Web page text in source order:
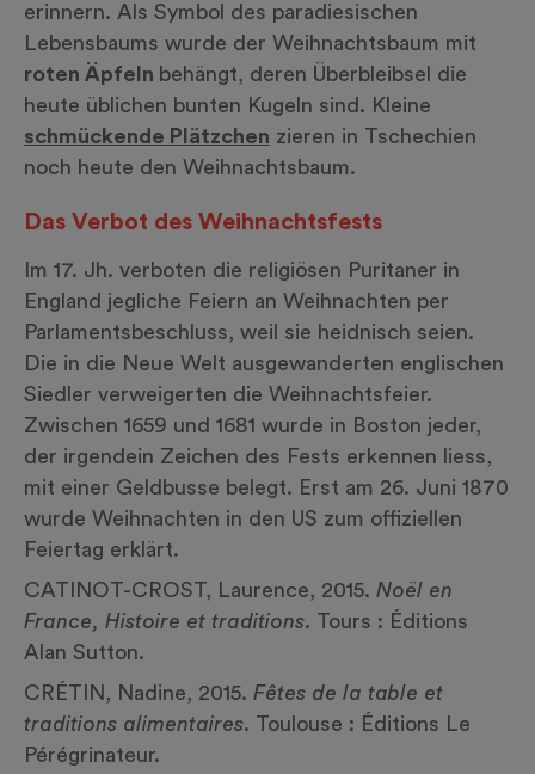
erinnern. Als Symbol des paradiesischen
Lebensbaums wurde der Weihnachtsbaum mit
roten Äpfeln behängt, deren Überbleibsel die
heute üblichen bunten Kugeln sind. Kleine
schmückende Plätzchen zieren in Tschechien
noch heute den Weihnachtsbaum.
Das Verbot des Weihnachtsfests
Im 17. Jh. verboten die religiösen Puritaner in
England jegliche Feiern an Weihnachten per
Parlamentsbeschluss, weil sie heidnisch seien.
Die in die Neue Welt ausgewanderten englischen
Siedler verweigerten die Weihnachtsfeier.
Zwischen 1659 und 1681 wurde in Boston jeder,
der irgendein Zeichen des Fests erkennen liess,
mit einer Geldbusse belegt. Erst am 26. Juni 1870
wurde Weihnachten in den US zum offiziellen
Feiertag erklärt.
CATINOT-CROST, Laurence, 2015. Noël en
France, Histoire et traditions. Tours : Éditions
Alan Sutton.
CRÉTIN, Nadine, 2015. Fêtes de la table et
traditions alimentaires. Toulouse : Éditions Le
Pérégrinateur.